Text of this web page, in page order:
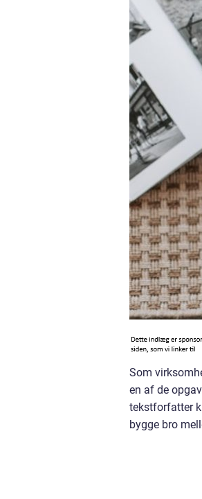
Som
en af de
tekstforfatter
bygge bro